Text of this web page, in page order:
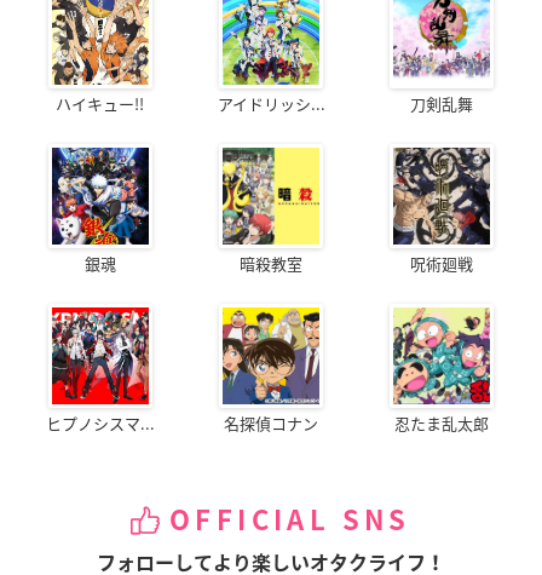
ハイキュー!! アイドリッシ... 刀剣乱舞
銀魂 暗殺教室 呪術廻戦
ヒプノシスマ... 名探偵コナン 忍たま乱太郎
OFFICIAL SNS
フォローしてより楽しいオタクライフ！